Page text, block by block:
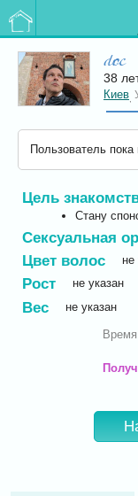
doc
38
Киев
Пользователь
Цель
Стану
Сексуальная
Цвет волос не
Рост не указан
Вес не указан